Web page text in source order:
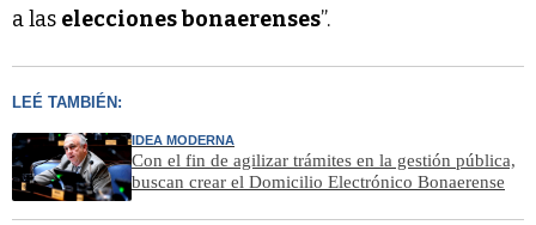
a las elecciones bonaerenses”.
LEÉ TAMBIÉN:
IDEA MODERNA
Con el fin de agilizar trámites en la gestión pública,
buscan crear el Domicilio Electrónico Bonaerense